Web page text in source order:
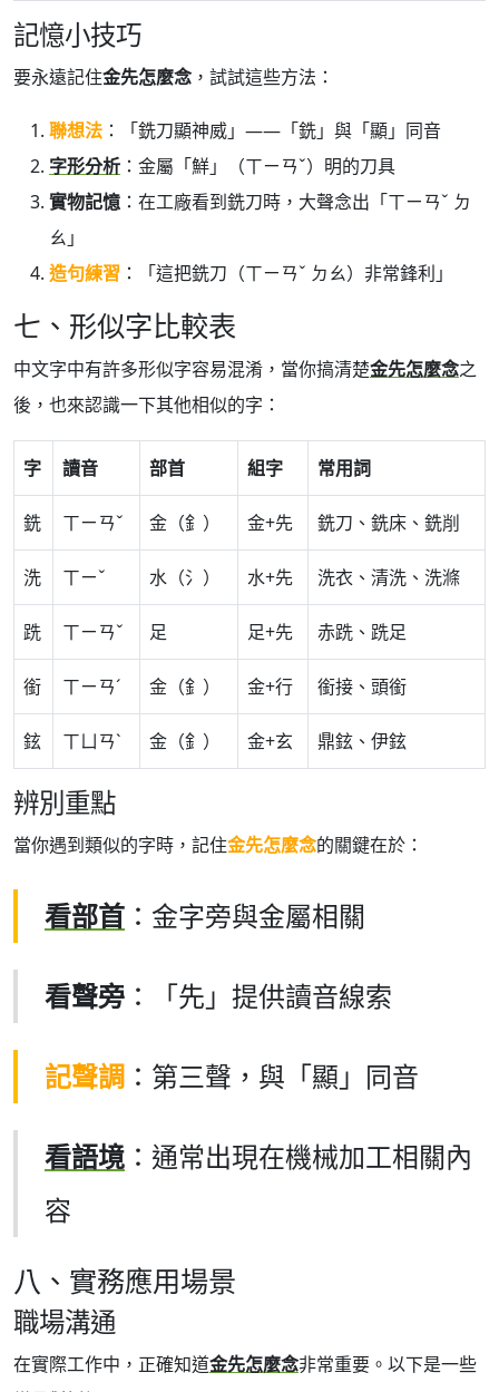
記憶小技巧
要永遠記住金先怎麼念 ，試試這些方法：
聯想法 ：「銑刀顯神威」——「銑」與「顯」同音
字形分析 ：金屬「鮮」（ㄒㄧㄢˇ）明的刀具
實物記憶 ：在工廠看到銑刀時，大聲念出「ㄒㄧㄢˇ ㄉ
ㄠ」
造句練習 ：「這把銑刀（ㄒㄧㄢˇ ㄉㄠ）非常鋒利」
七、形似字比較表
中文字中有許多形似字容易混淆，當你搞清楚金先怎麼念之
後，也來認識一下其他相似的字：
字 讀音 部首 組字 常用詞
銑 ㄒㄧㄢˇ 金（釒） 金+先 銑刀、銑床、銑削
洗 ㄒㄧˇ 水（氵） 水+先 洗衣、清洗、洗滌
跣 ㄒㄧㄢˇ 足 足+先 赤跣、跣足
銜 ㄒㄧㄢˊ 金（釒） 金+行 銜接、頭銜
鉉 ㄒㄩㄢˋ 金（釒） 金+玄 鼎鉉、伊鉉
辨別重點
當你遇到類似的字時，記住金先怎麼念的關鍵在於：
看部首 ：金字旁與金屬相關
看聲旁 ：「先」提供讀音線索
記聲調 ：第三聲，與「顯」同音
看語境 ：通常出現在機械加工相關內
容
八、實務應用場景
職場溝通
在實際工作中，正確知道金先怎麼念非常重要。以下是一些